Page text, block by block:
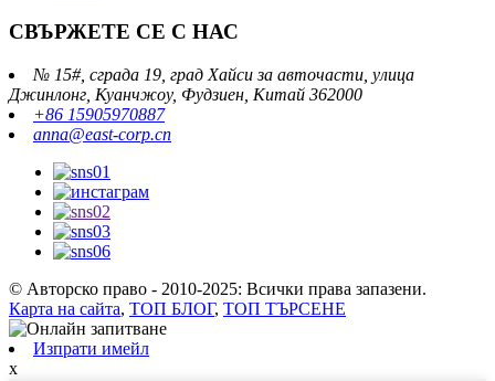
СВЪРЖЕТЕ СЕ С НАС
№ 15#, сграда 19, град Хайси за авточасти, улица
Джинлонг, Куанчжоу, Фудзиен, Китай 362000
+86 15905970887
anna@east-corp.cn
© Авторско право - 2010-2025: Всички права запазени.
Карта на сайта, ТОП БЛОГ, ТОП ТЪРСЕНЕ
Изпрати имейл
x